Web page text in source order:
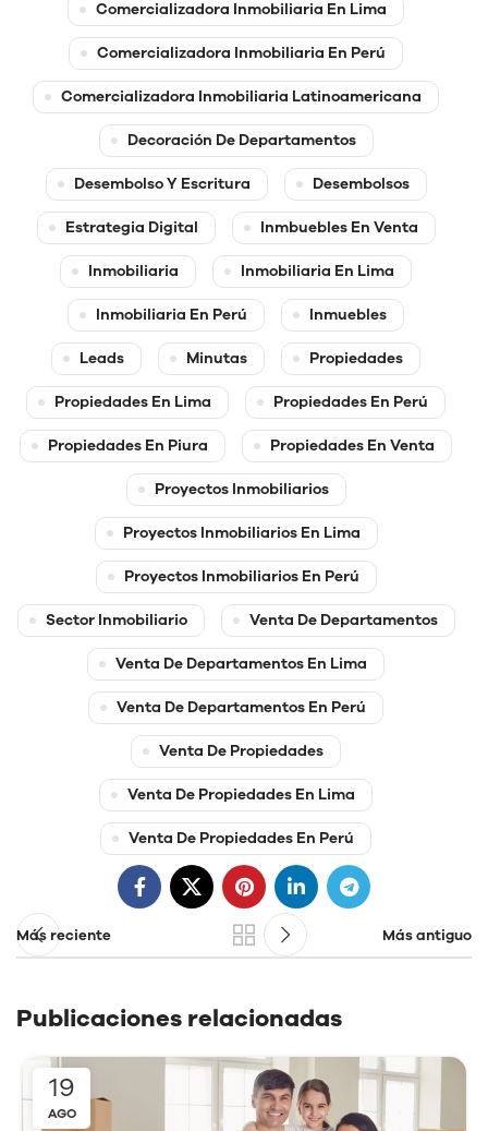
Comercializadora Inmobiliaria En Lima
Comercializadora Inmobiliaria En Perú
Comercializadora Inmobiliaria Latinoamericana
Decoración De Departamentos
Desembolso Y Escritura Desembolsos
Estrategia Digital Inmbuebles En Venta
Inmobiliaria Inmobiliaria En Lima
Inmobiliaria En Perú Inmuebles
Leads Minutas Propiedades
Propiedades En Lima Propiedades En Perú
Propiedades En Piura Propiedades En Venta
Proyectos Inmobiliarios
Proyectos Inmobiliarios En Lima
Proyectos Inmobiliarios En Perú
Sector Inmobiliario Venta De Departamentos
Venta De Departamentos En Lima
Venta De Departamentos En Perú
Venta De Propiedades
Venta De Propiedades En Lima
Venta De Propiedades En Perú
Más reciente Más antiguo
Publicaciones relacionadas
19
AGO